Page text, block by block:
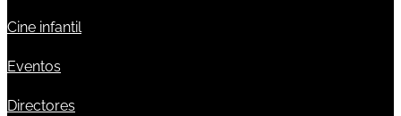
Cine infantil
Eventos
Directores